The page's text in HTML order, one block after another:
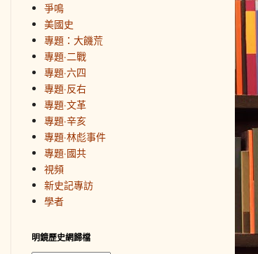
爭鳴
美國史
專題：大饑荒
專題·二戰
專題·六四
專題·反右
專題·文革
專題·辛亥
專題·林彪事件
專題·國共
視頻
新史記專訪
學者
明鏡歷史網歸檔